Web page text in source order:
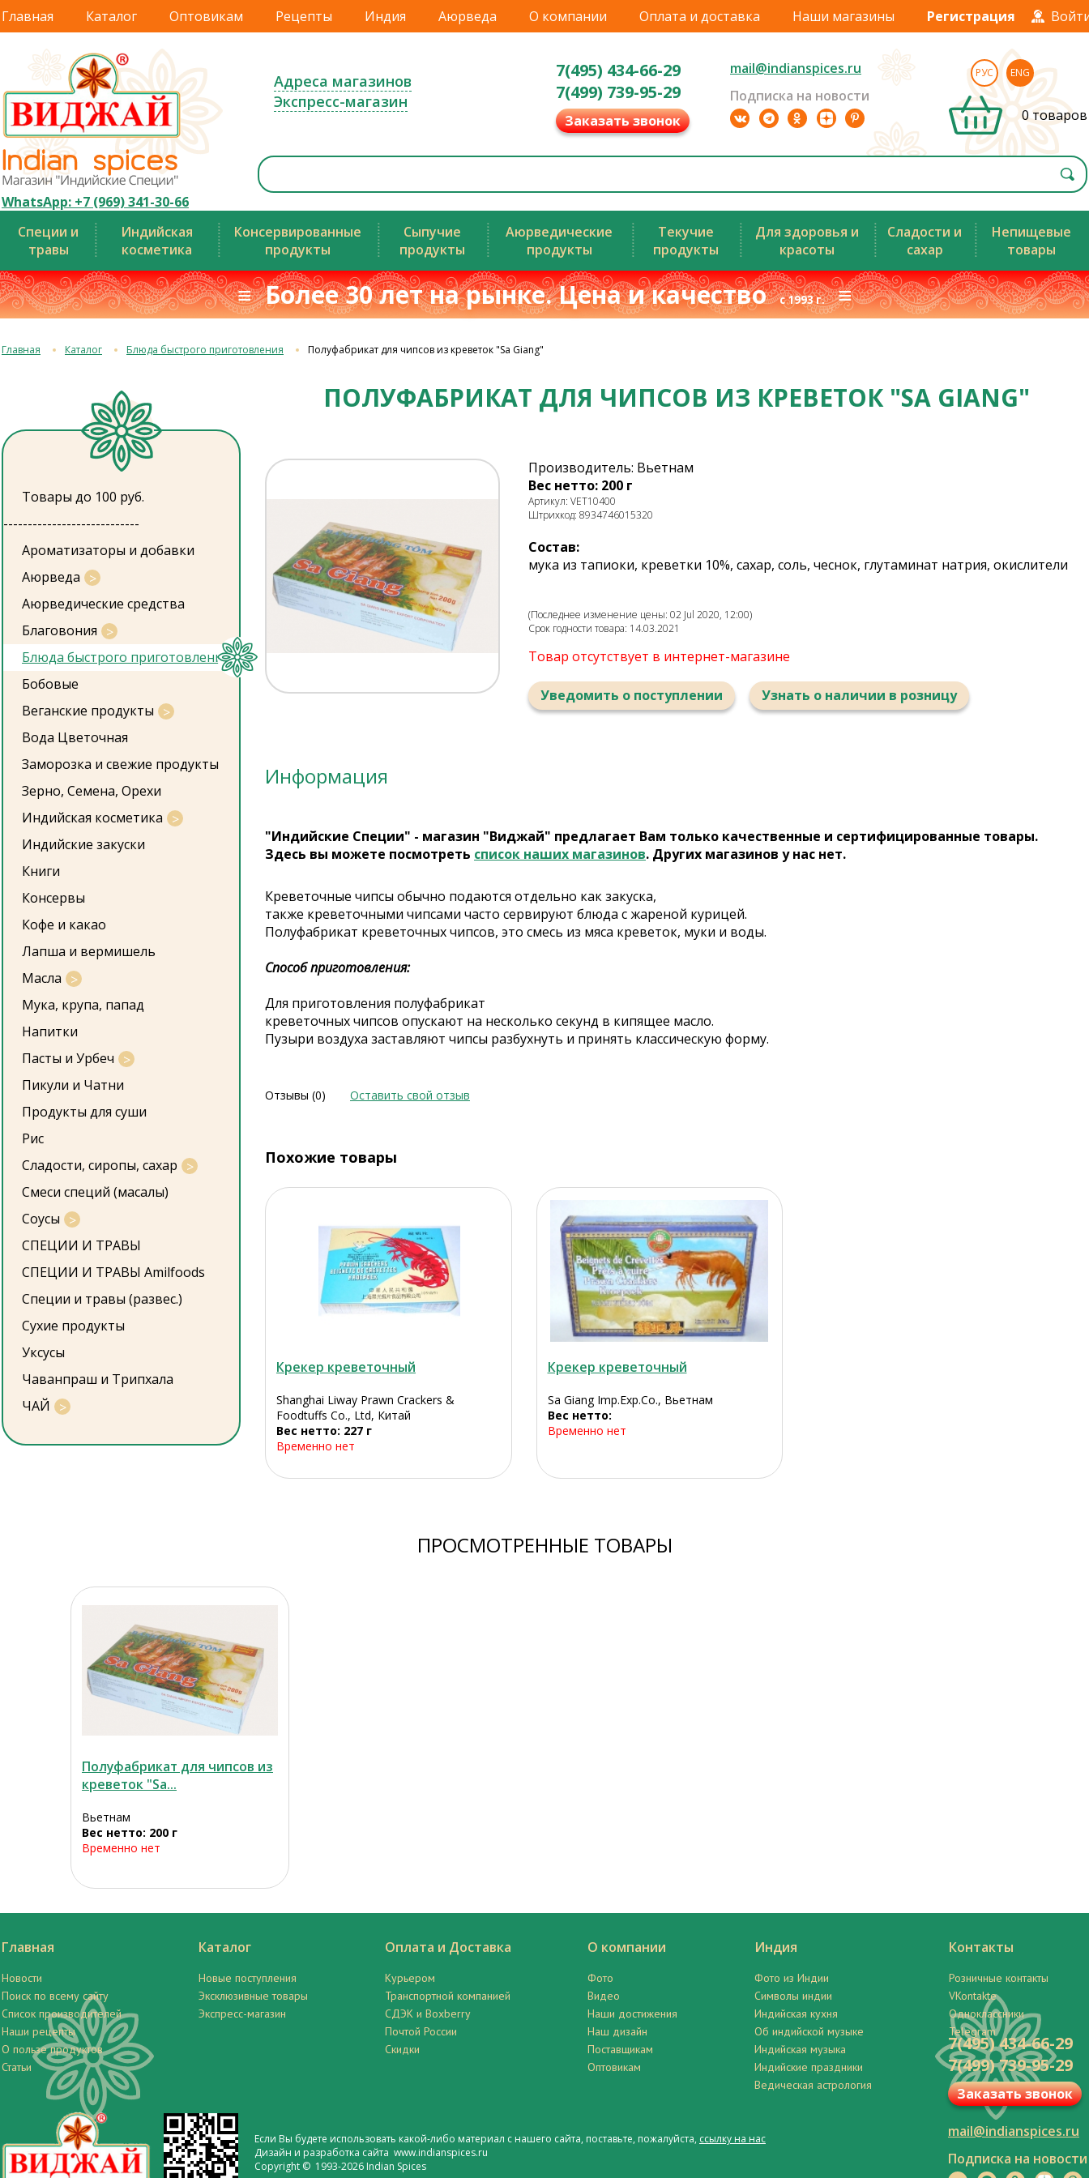
Главная Каталог Оптовикам Рецепты Индия Аюрведа О компании Оплата и доставка Наши магазины Регистрация
WhatsApp: +7 (969) 341-30-66
Адреса магазинов
Экспресс-магазин
7(495) 434-66-29
7(499) 739-95-29
Заказать звонок
mail@indianspices.ru
Подписка на новости
РУС ENG
0 товаров
Специи и
травы
Индийская
косметика
Консервированные
продукты
Сыпучие
продукты
Аюрведические
продукты
Текучие
продукты
Для здоровья и
красоты
Сладости и
сахар
Непищевые
товары
≡ Более 30 лет на рынке. Цена и качествос 1993 г.≡
Главная Каталог Блюда быстрого приготовления Полуфабрикат для чипсов из креветок "Sa Giang"
Товары до 100 руб.
----------------------------
Ароматизаторы и добавки
Аюрведа
Аюрведические средства
Благовония
Блюда быстрого приготовления
Бобовые
Веганские продукты
Вода Цветочная
Заморозка и свежие продукты
Зерно, Семена, Орехи
Индийская косметика
Индийские закуски
Книги
Консервы
Кофе и какао
Лапша и вермишель
Масла
Мука, крупа, папад
Напитки
Пасты и Урбеч
Пикули и Чатни
Продукты для суши
Рис
Сладости, сиропы, сахар
Смеси специй (масалы)
Соусы
СПЕЦИИ И ТРАВЫ
СПЕЦИИ И ТРАВЫ Amilfoods
Специи и травы (развес.)
Сухие продукты
Уксусы
Чаванпраш и Трипхала
ЧАЙ
ПОЛУФАБРИКАТ ДЛЯ ЧИПСОВ ИЗ КРЕВЕТОК "SA GIANG"
Производитель: Вьетнам
Вес нетто: 200 г
Артикул: VET10400
Штрихкод: 8934746015320
Состав:
мука из тапиоки, креветки 10%, сахар, соль, чеснок, глутаминат натрия, окислители
(Последнее изменение цены: 02 Jul 2020, 12:00)
Срок годности товара: 14.03.2021
Товар отсутствует в интернет-магазине
Уведомить о поступлении Узнать о наличии в розницу
Информация
"Индийские Специи" - магазин "Виджай" предлагает Вам только качественные и сертифицированные товары.
Здесь вы можете посмотреть список наших магазинов. Других магазинов у нас нет.
Креветочные чипсы обычно подаются отдельно как закуска,
также креветочными чипсами часто сервируют блюда с жареной курицей.
Полуфабрикат креветочных чипсов, это смесь из мяса креветок, муки и воды.
Способ приготовления:
Для приготовления полуфабрикат
креветочных чипсов опускают на несколько секунд в кипящее масло.
Пузыри воздуха заставляют чипсы разбухнуть и принять классическую форму.
Отзывы (0) Оставить свой отзыв
Похожие товары
Крекер креветочный
Shanghai Liway Prawn Crackers &
Foodtuffs Co., Ltd, Китай
Вес нетто: 227 г
Временно нет
Крекер креветочный
Sa Giang Imp.Exp.Co., Вьетнам
Вес нетто:
Временно нет
ПРОСМОТРЕННЫЕ ТОВАРЫ
Полуфабрикат для чипсов из
креветок "Sa...
Вьетнам
Вес нетто: 200 г
Временно нет
Главная
Новости
Поиск по всему сайту
Список производителей
Наши рецепты
О пользе продуктов
Статьи
Каталог
Новые поступления
Эксклюзивные товары
Экспресс-магазин
Оплата и Доставка
Курьером
Транспортной компанией
СДЭК и Boxberry
Почтой России
Скидки
О компании
Фото
Видео
Наши достижения
Наш дизайн
Поставщикам
Оптовикам
Индия
Фото из Индии
Символы индии
Индийская кухня
Об индийской музыке
Индийская музыка
Индийские праздники
Ведическая астрология
Контакты
Розничные контакты
VKontakte
Одноклассники
Telegram
Если Вы будете использовать какой-либо материал с нашего сайта, поставьте, пожалуйста, ссылку на нас
Дизайн и разработка сайта www.indianspices.ru
Copyright © 1993-2026 Indian Spices
7(495) 434-66-29
7(499) 739-95-29
Заказать звонок
mail@indianspices.ru
Подписка на новости